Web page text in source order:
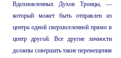
Вдохновленных Духов Троицы, —
который может быть отправлен из
центра одной сверхвселенной прямо в
центр другой. Все другие личности
должны совершать такие перемещения